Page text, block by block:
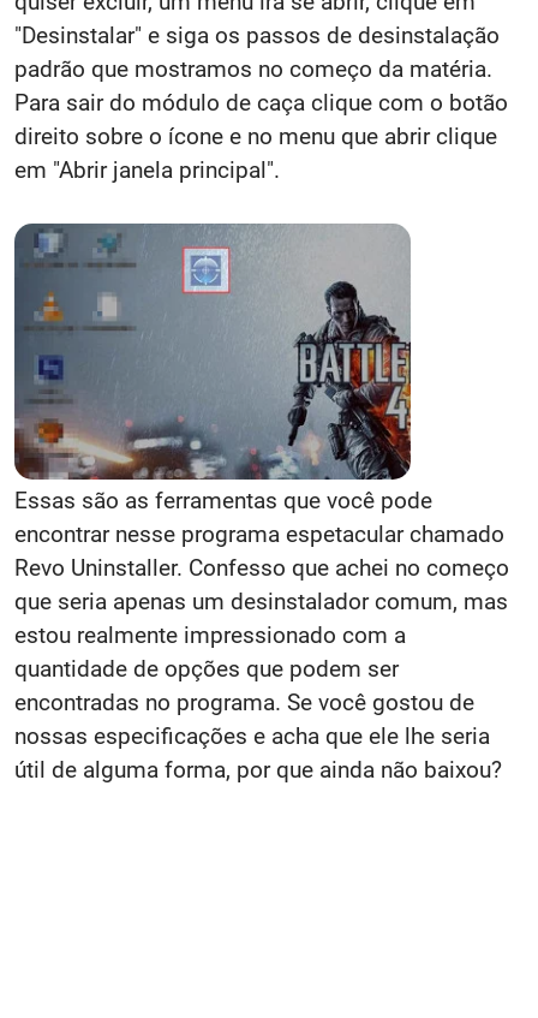
"Desinstalar" e siga os passos de desinstalação
padrão que mostramos no começo da matéria.
Para sair do módulo de caça clique com o botão
direito sobre o ícone e no menu que abrir clique
em "Abrir janela principal".
Essas são as ferramentas que você pode
encontrar nesse programa espetacular chamado
Revo Uninstaller. Confesso que achei no começo
que seria apenas um desinstalador comum, mas
estou realmente impressionado com a
quantidade de opções que podem ser
encontradas no programa. Se você gostou de
nossas especificações e acha que ele lhe seria
útil de alguma forma, por que ainda não baixou?